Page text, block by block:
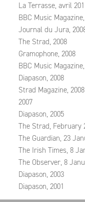
La Terrasse, avril
BBC Music
Journal du Jura,
The Strad, 2008
Gramophone, 2008
BBC Music
Diapason, 2008
Strad Magazine, 2008
2007
Diapason, 2005
The Strad, February
The Guardian, 23
The Irish Times, 8
The Observer, 8
Diapason, 2003
Diapason, 2001